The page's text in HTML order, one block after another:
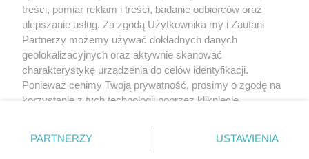
O nas
treści, pomiar reklam i treści, badanie odbiorców oraz
ulepszanie usług. Za zgodą Użytkownika my i Zaufani
Partnerzy możemy używać dokładnych danych
geolokalizacyjnych oraz aktywnie skanować
charakterystykę urządzenia do celów identyfikacji.
Ponieważ cenimy Twoją prywatność, prosimy o zgodę na
korzystanie z tych technologii poprzez kliknięcie
zmienić/wycofać klikając przycisk ustawień prywatności
znajdujący się w lewym dolnym rogu strony
PARTNERZY USTAWIENIA